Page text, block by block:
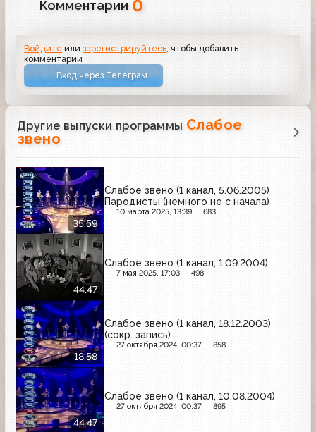
Комментарии 0
Войдите илизарегистрируйтесь , чтобы добавить
комментарий
Вход через Телеграм
Другие выпуски программы Слабое
звено
35:59
Слабое звено (1 канал, 5.06.2005)
Пародисты (немного не с начала)
10 марта 2025, 13:39 683
44:47
Слабое звено (1 канал, 1.09.2004)
7 мая 2025, 17:03 498
18:58
Слабое звено (1 канал, 18.12.2003)
(сокр. запись)
27 октября 2024, 00:37 858
44:47
Слабое звено (1 канал, 10.08.2004)
27 октября 2024, 00:37 895